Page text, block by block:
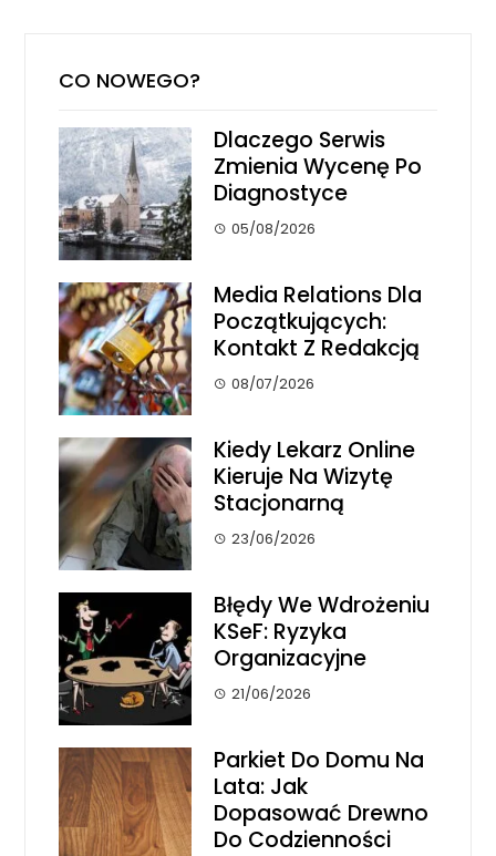
CO NOWEGO?
Dlaczego Serwis
Zmienia Wycenę Po
Diagnostyce
05/08/2026
Media Relations Dla
Początkujących:
Kontakt Z Redakcją
08/07/2026
Kiedy Lekarz Online
Kieruje Na Wizytę
Stacjonarną
23/06/2026
Błędy We Wdrożeniu
KSeF: Ryzyka
Organizacyjne
21/06/2026
Parkiet Do Domu Na
Lata: Jak
Dopasować Drewno
Do Codzienności